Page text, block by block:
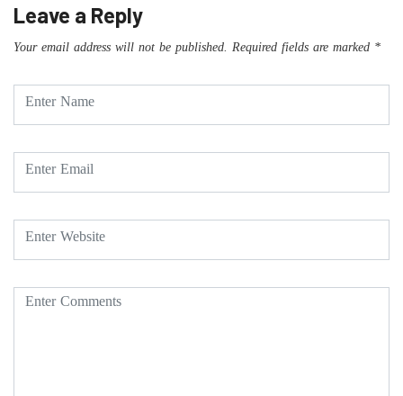
Leave a Reply
Your email address will not be published. Required fields are marked *